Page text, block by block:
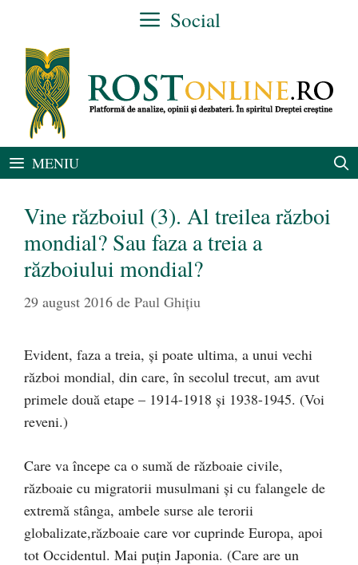
conținut
Social
MENIU
Vine războiul (3). Al treilea război
mondial? Sau faza a treia a
războiului mondial?
29 august 2016 de Paul Ghițiu
Evident, faza a treia, şi poate ultima, a unui vechi
război mondial, din care, în secolul trecut, am avut
primele două etape – 1914-1918 şi 1938-1945. (Voi
reveni.)
Care va începe ca o sumă de războaie civile,
războaie cu migratorii musulmani şi cu falangele de
extremă stânga, ambele surse ale terorii
globalizate,războaie care vor cuprinde Europa, apoi
tot Occidentul. Mai puţin Japonia. (Care are un